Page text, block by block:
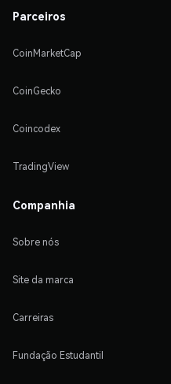
Parceiros
CoinMarketCap
CoinGecko
Coincodex
TradingView
Companhia
Sobre nós
Site da marca
Carreiras
Fundação Estudantil